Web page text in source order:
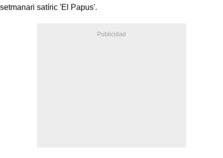
setmanari satíric 'El Papus'.